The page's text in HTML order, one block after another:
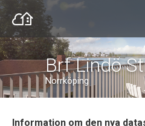
Brf Lindö
Norrköping
Information om den nya